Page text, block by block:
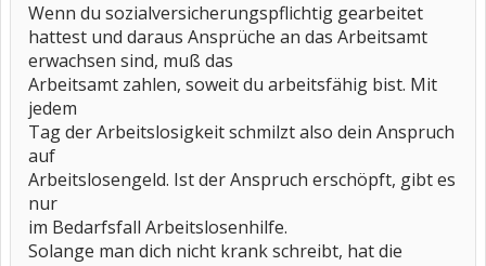
Wenn du sozialversicherungspflichtig gearbeitet
hattest und daraus Ansprüche an das Arbeitsamt
erwachsen sind, muß das
Arbeitsamt zahlen, soweit du arbeitsfähig bist. Mit
jedem
Tag der Arbeitslosigkeit schmilzt also dein Anspruch
auf
Arbeitslosengeld. Ist der Anspruch erschöpft, gibt es
nur
im Bedarfsfall Arbeitslosenhilfe.
Solange man dich nicht krank schreibt, hat die